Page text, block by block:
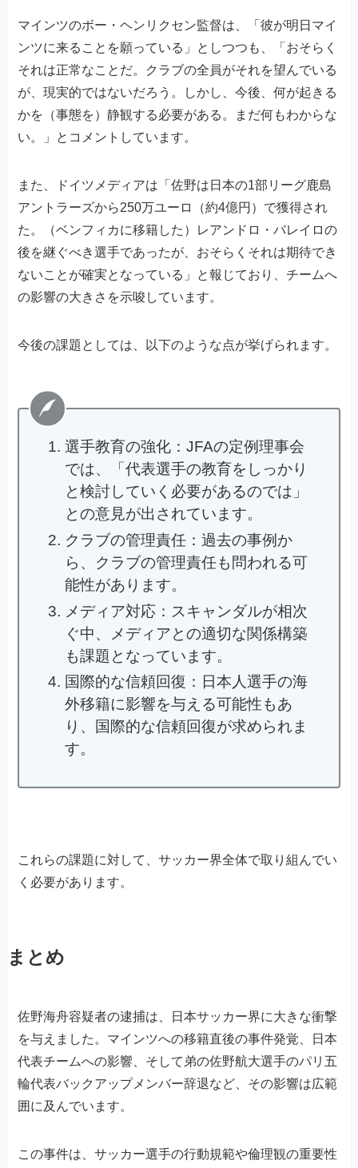
マインツのボー・ヘンリクセン監督は、「彼が明日マイ
ンツに来ることを願っている」としつつも、「おそらく
それは正常なことだ。クラブの全員がそれを望んでいる
が、現実的ではないだろう。しかし、今後、何が起きる
かを（事態を）静観する必要がある。まだ何もわからな
い。」とコメントしています。
また、ドイツメディアは「佐野は日本の1部リーグ鹿島
アントラーズから250万ユーロ（約4億円）で獲得され
た。（ベンフィカに移籍した）レアンドロ・バレイロの
後を継ぐべき選手であったが、おそらくそれは期待でき
ないことが確実となっている」と報じており、チームへ
の影響の大きさを示唆しています。
今後の課題としては、以下のような点が挙げられます。
選手教育の強化：JFAの定例理事会
では、「代表選手の教育をしっかり
と検討していく必要があるのでは」
との意見が出されています。
クラブの管理責任：過去の事例か
ら、クラブの管理責任も問われる可
能性があります。
メディア対応：スキャンダルが相次
ぐ中、メディアとの適切な関係構築
も課題となっています。
国際的な信頼回復：日本人選手の海
外移籍に影響を与える可能性もあ
り、国際的な信頼回復が求められま
す。
これらの課題に対して、サッカー界全体で取り組んでい
く必要があります。
まとめ
佐野海舟容疑者の逮捕は、日本サッカー界に大きな衝撃
を与えました。マインツへの移籍直後の事件発覚、日本
代表チームへの影響、そして弟の佐野航大選手のパリ五
輪代表バックアップメンバー辞退など、その影響は広範
囲に及んでいます。
この事件は、サッカー選手の行動規範や倫理観の重要性